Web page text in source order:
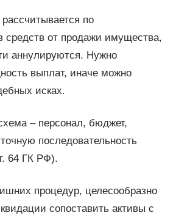
по
средств от продажи имущества,
аннулируются. Нужно
выплат, иначе можно
исках.
– персонал, бюджет,
последовательность
64 ГК РФ).
процедур, целесообразно
сопоставить активы с